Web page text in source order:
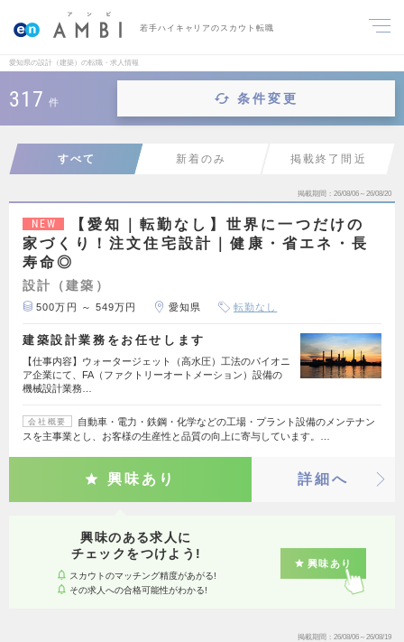
若手ハイキャリアのスカウト転職
愛知県の設計（建築）の転職・求人情報
317 件 条件変更
すべて 新着のみ 掲載終了間近
掲載期間 26/08/06～26/08/20
NEW
【愛知｜転勤なし】世界に一つだけの
家づくり！注文住宅設計｜健康・省エネ・長
寿命◎
設計（建築）
500万円 ～ 549万円 愛知県 転勤なし
建築設計業務をお任せします
【仕事内容】ウォータージェット（高水圧）工法のパイオニ
ア企業にて、FA（ファクトリーオートメーション）設備の
機械設計業務…
会社概要
自動車・電力・鉄鋼・化学などの工場・プラント設備のメンテナン
スを主事業とし、お客様の生産性と品質の向上に寄与しています。…
興味あり 詳細へ
興味のある求人に
チェックをつけよう!
スカウトのマッチング精度があがる!
その求人への合格可能性がわかる!
興味あり
掲載期間 26/08/06～26/08/19